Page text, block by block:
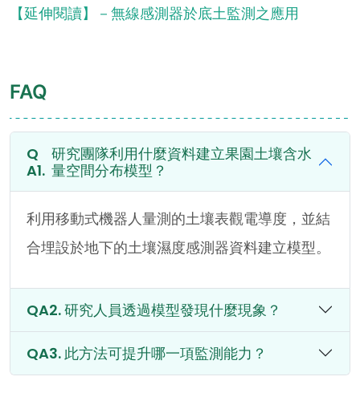
【延伸閱讀】－無線感測器於底土監測之應用
FAQ
研究團隊利用什麼資料建立果園土壤含水
量空間分布模型？
利用移動式機器人量測的土壤表觀電導度，並結
合埋設於地下的土壤濕度感測器資料建立模型。
研究人員透過模型發現什麼現象？
此方法可提升哪一項監測能力？